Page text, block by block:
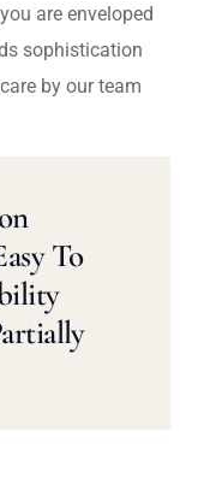
are enveloped
sophistication
by our team
To